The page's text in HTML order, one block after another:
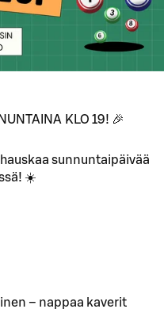
KLO 19! 🎉
sunnuntaipäivää
☀️
– nappaa kaverit